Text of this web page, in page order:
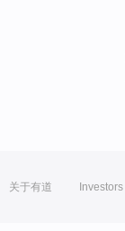
关于有道 Investors